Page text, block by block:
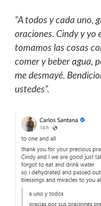
“A todos y cada uno,
oraciones. Cindy y yo
tomamos las cosas
comer y beber agua,
me desmayé.
ustedes”.